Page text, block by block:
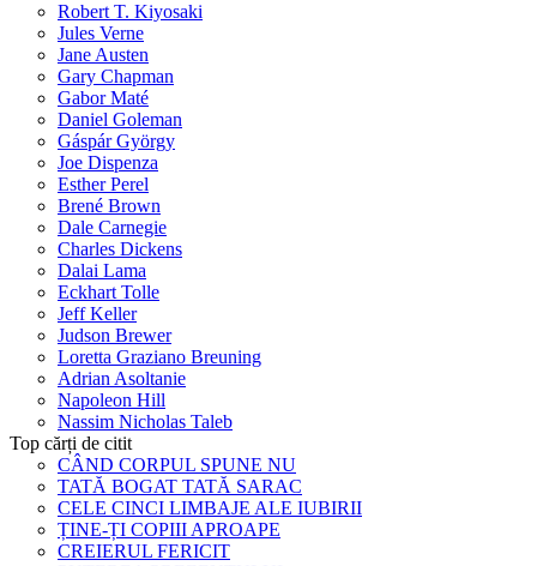
Robert T. Kiyosaki
Jules Verne
Jane Austen
Gary Chapman
Gabor Maté
Daniel Goleman
Gáspár György
Joe Dispenza
Esther Perel
Brené Brown
Dale Carnegie
Charles Dickens
Dalai Lama
Eckhart Tolle
Jeff Keller
Judson Brewer
Loretta Graziano Breuning
Adrian Asoltanie
Napoleon Hill
Nassim Nicholas Taleb
Top cărți de citit
CÂND CORPUL SPUNE NU
TATĂ BOGAT TATĂ SARAC
CELE CINCI LIMBAJE ALE IUBIRII
ȚINE-ȚI COPIII APROAPE
CREIERUL FERICIT